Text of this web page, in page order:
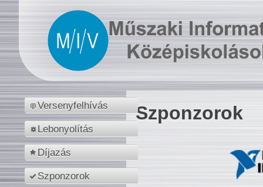
Versenyfelhívás
Lebonyolítás
Díjazás
Szponzorok
Szponzorok